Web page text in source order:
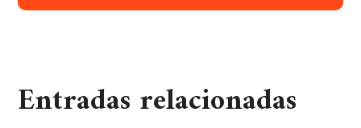
Entradas relacionadas